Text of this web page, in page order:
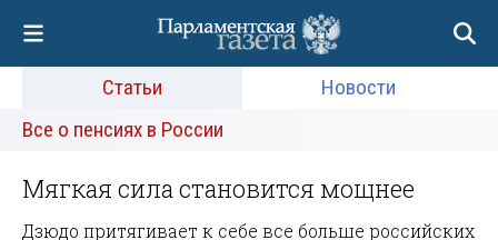
Статьи
Новости
Все о пенсиях в России
Мягкая сила становится мощнее
Дзюдо притягивает к себе все больше российских